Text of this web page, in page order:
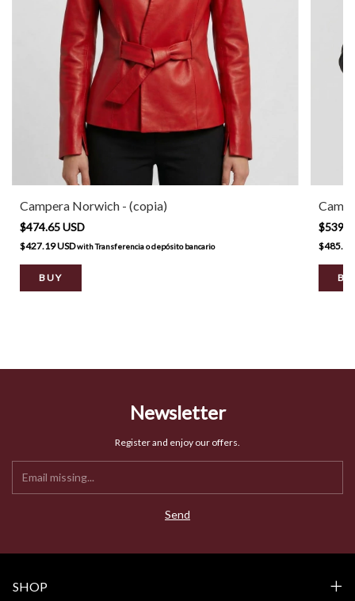
Campera Norwich - (copia)
$474.65 USD
$427.19 USDwithTransferencia o depósito bancario
BUY
$485.43
Newsletter
Register and enjoy our offers.
SHOP